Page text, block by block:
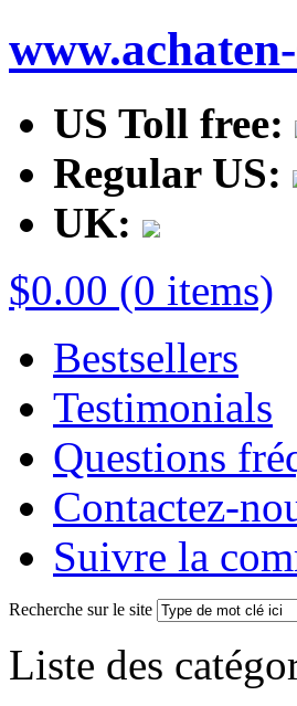
US Toll free:
Regular US:
UK:
$0.00 (0 items)
Bestsellers
Testimonials
Questions
Contactez-
Suivre la
Recherche sur le site
Liste des